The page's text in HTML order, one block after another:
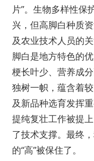
片”。生物多样性保
兴，但高脚白种质
及农业技术人员的
脚白是地方特色的
梗长叶少、营养成
独树一帜，蕴含着
及新品种选育发挥
提纯复壮工作被提
了技术支撑。最终
的“高”被保住了。